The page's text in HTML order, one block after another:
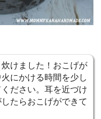
けました！おこげが
にかける時間を少し
ださい。耳を近づけ
たらおこげができて